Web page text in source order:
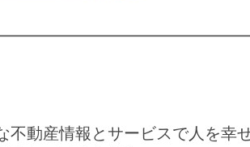
不動産情報とサービスで人を幸